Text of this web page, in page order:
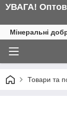
УВАГА!
Мінеральні
Товари та